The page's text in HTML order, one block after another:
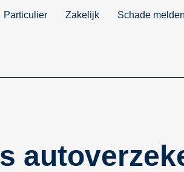
Particulier Zakelijk Schade melden